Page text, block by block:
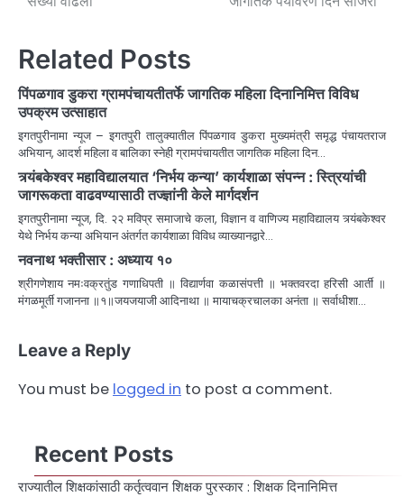
Related Posts
पिंपळगाव डुकरा ग्रामपंचायतीतर्फे जागतिक महिला दिनानिमित्त विविध
उपक्रम उत्साहात
इगतपुरीनामा न्यूज – इगतपुरी तालुक्यातील पिंपळगाव डुकरा मुख्यमंत्री समृद्ध पंचायतराज
अभियान, आदर्श महिला व बालिका स्नेही ग्रामपंचायतीत जागतिक महिला दिन…
त्र्यंबकेश्वर महाविद्यालयात ‘निर्भय कन्या’ कार्यशाळा संपन्न : स्त्रियांची
जागरूकता वाढवण्यासाठी तज्ज्ञांनी केले मार्गदर्शन
इगतपुरीनामा न्यूज, दि. २२ मविप्र समाजाचे कला, विज्ञान व वाणिज्य महाविद्यालय त्र्यंबकेश्वर
येथे निर्भय कन्या अभियान अंतर्गत कार्यशाळा विविध व्याख्यानद्वारे…
नवनाथ भक्तीसार : अध्याय १०
श्रीगणेशाय नमःवक्रतुंड गणाधिपती ॥ विद्यार्णवा कळासंपत्ती ॥ भक्तवरदा हरिसी आर्ती ॥
मंगळमूर्ती गजानना ॥१॥जयजयाजी आदिनाथा ॥ मायाचक्रचालका अनंता ॥ सर्वाधीशा…
Leave a Reply
You must be logged in to post a comment.
Recent Posts
राज्यातील शिक्षकांसाठी कर्तृत्ववान शिक्षक पुरस्कार : शिक्षक दिनानिमित्त